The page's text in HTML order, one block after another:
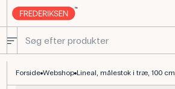
Forside Webshop Lineal, målestok i træ, 100 cm